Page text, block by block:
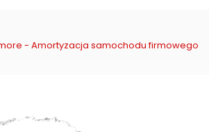
- Amortyzacja samochodu firmowego